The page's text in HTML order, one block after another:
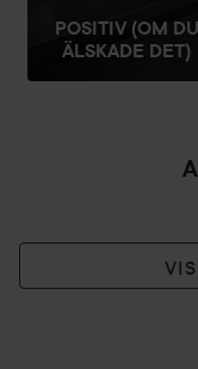
POSITIV (OM DU
ÄLSKADE DET)